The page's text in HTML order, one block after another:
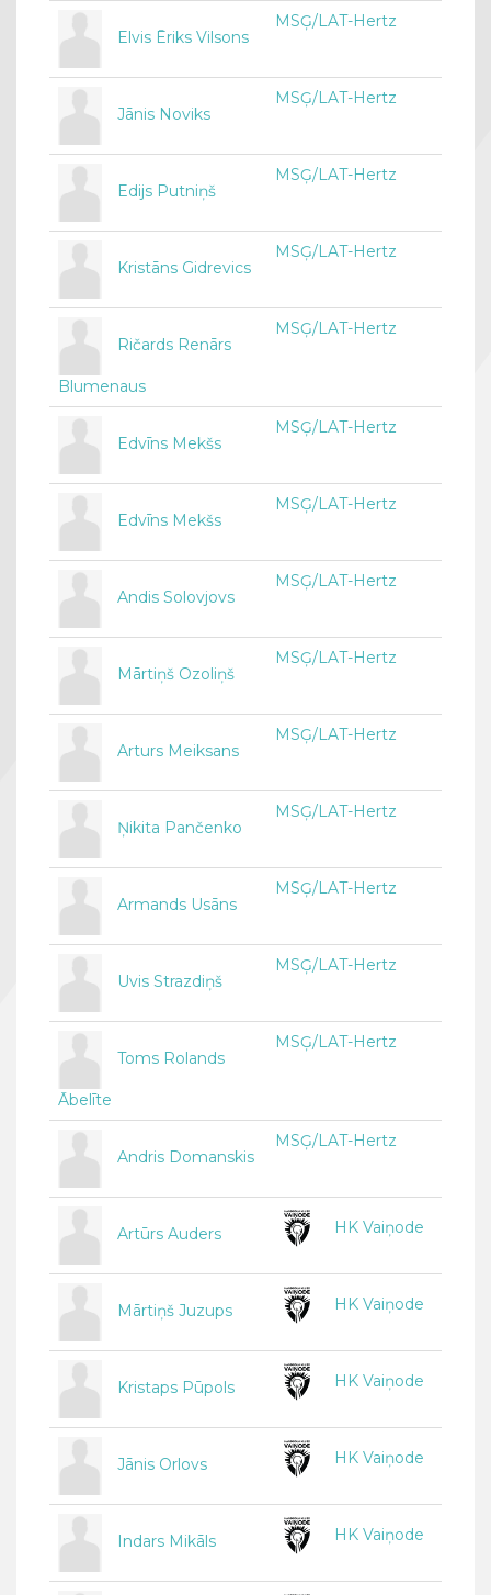
Elvis Ēriks Vilsons
MSĢ/LAT-Hertz
Jānis Noviks
MSĢ/LAT-Hertz
Edijs Putniņš
MSĢ/LAT-Hertz
Kristāns Gidrevics
MSĢ/LAT-Hertz
Ričards Renārs
Blumenaus
MSĢ/LAT-Hertz
Edvīns Mekšs
MSĢ/LAT-Hertz
Edvīns Mekšs
MSĢ/LAT-Hertz
Andis Solovjovs
MSĢ/LAT-Hertz
Mārtiņš Ozoliņš
MSĢ/LAT-Hertz
Arturs Meiksans
MSĢ/LAT-Hertz
Ņikita Pančenko
MSĢ/LAT-Hertz
Armands Usāns
MSĢ/LAT-Hertz
Uvis Strazdiņš
MSĢ/LAT-Hertz
Toms Rolands
Ābelīte
MSĢ/LAT-Hertz
Andris Domanskis
MSĢ/LAT-Hertz
Artūrs Auders HK Vaiņode
Mārtiņš Juzups HK Vaiņode
Kristaps Pūpols HK Vaiņode
Jānis Orlovs HK Vaiņode
Indars Mikāls HK Vaiņode